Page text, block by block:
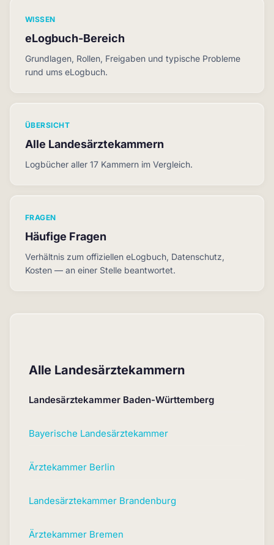
WISSEN
eLogbuch-Bereich
Grundlagen, Rollen, Freigaben und typische Probleme
rund ums eLogbuch.
ÜBERSICHT
Alle Landesärztekammern
Logbücher aller 17 Kammern im Vergleich.
FRAGEN
Häufige Fragen
Verhältnis zum offiziellen eLogbuch, Datenschutz,
Kosten — an einer Stelle beantwortet.
Alle Landesärztekammern
Landesärztekammer Baden-Württemberg
Bayerische Landesärztekammer
Ärztekammer Berlin
Landesärztekammer Brandenburg
Ärztekammer Bremen